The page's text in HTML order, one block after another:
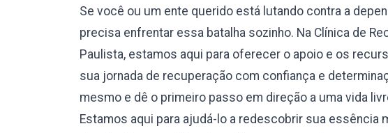
Se você ou um ente querido está lutando contra a
precisa enfrentar essa batalha sozinho. Na Clínica de
Paulista, estamos aqui para oferecer o apoio e os
sua jornada de recuperação com confiança e
mesmo e dê o primeiro passo em direção a uma vida
Estamos aqui para ajudá-lo a redescobrir sua essência